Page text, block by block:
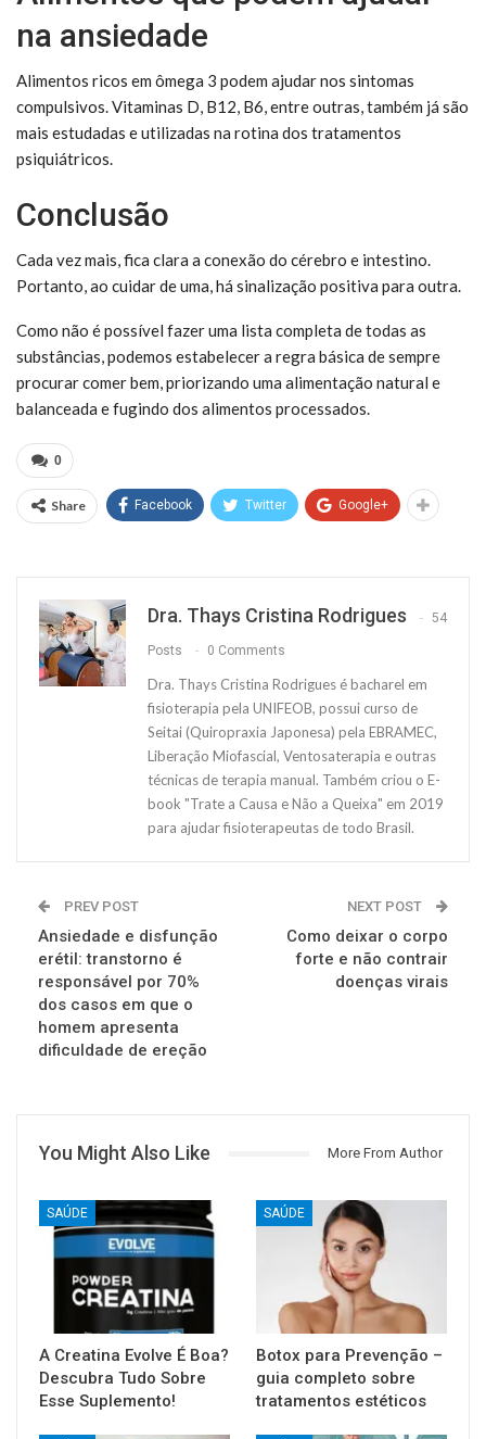
na ansiedade
Alimentos ricos em ômega 3 podem ajudar nos sintomas
compulsivos. Vitaminas D, B12, B6, entre outras, também já são
mais estudadas e utilizadas na rotina dos tratamentos
psiquiátricos.
Conclusão
Cada vez mais, fica clara a conexão do cérebro e intestino.
Portanto, ao cuidar de uma, há sinalização positiva para outra.
Como não é possível fazer uma lista completa de todas as
substâncias, podemos estabelecer a regra básica de sempre
procurar comer bem, priorizando uma alimentação natural e
balanceada e fugindo dos alimentos processados.
0
Share Facebook Twitter Google+
Dra. Thays Cristina Rodrigues 54
Posts 0 Comments
Dra. Thays Cristina Rodrigues é bacharel em
fisioterapia pela UNIFEOB, possui curso de
Seitai (Quiropraxia Japonesa) pela EBRAMEC,
Liberação Miofascial, Ventosaterapia e outras
técnicas de terapia manual. Também criou o E-
book "Trate a Causa e Não a Queixa" em 2019
para ajudar fisioterapeutas de todo Brasil.
PREV POST
Ansiedade e disfunção
erétil: transtorno é
responsável por 70%
dos casos em que o
homem apresenta
dificuldade de ereção
NEXT POST
Como deixar o corpo
forte e não contrair
doenças virais
You Might Also Like More From Author
SAÚDE
A Creatina Evolve É Boa?
Descubra Tudo Sobre
Esse Suplemento!
SAÚDE
Botox para Prevenção –
guia completo sobre
tratamentos estéticos